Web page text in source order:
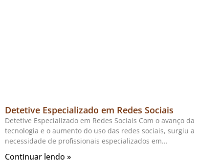
Detetive Especializado em Redes Sociais
Detetive Especializado em Redes Sociais Com o avanço da
tecnologia e o aumento do uso das redes sociais, surgiu a
necessidade de profissionais especializados em
Continuar lendo »